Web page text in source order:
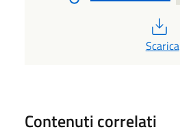
Scarica
Contenuti correlati